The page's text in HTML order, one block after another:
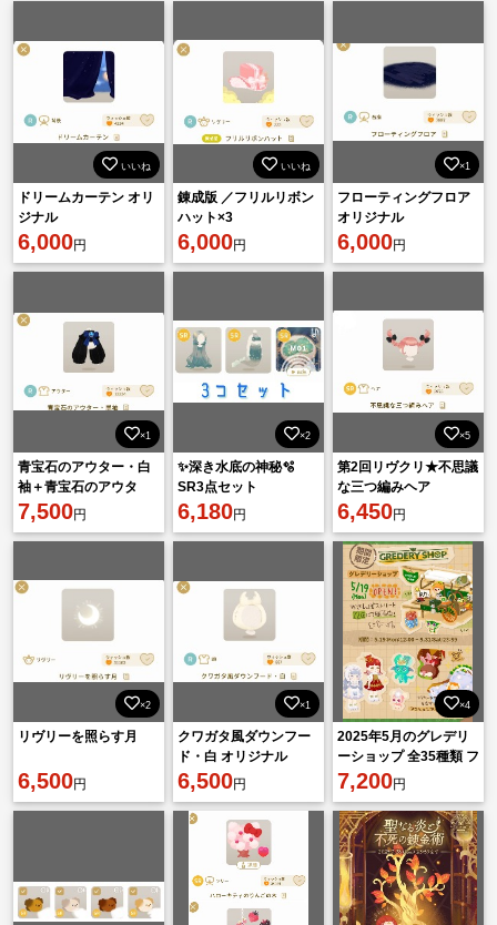
いいね
ドリームカーテン オリ
ジナル
6,000円
いいね
錬成版 ／フリルリボン
ハット×3
6,000円
×1
フローティングフロア
オリジナル
6,000円
×1
青宝石のアウター・白
袖＋青宝石のアウタ
ー・黒袖 オリジナル
7,500円
×2
✨深き水底の神秘🫧‪
SR3点セット
6,180円
×5
第2回リヴクリ★不思議
な三つ編みヘア
6,450円
×2
リヴリーを照らす月
6,500円
×1
クワガタ風ダウンフー
ド・白 オリジナル
6,500円
×4
2025年5月のグレデリ
ーショップ 全35種類 フ
ルセット
7,200円